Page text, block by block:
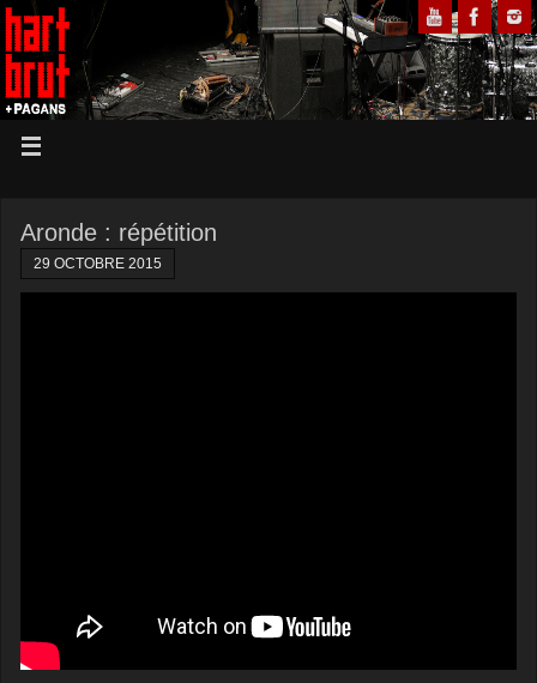
Aronde : répétition
29 OCTOBRE 2015